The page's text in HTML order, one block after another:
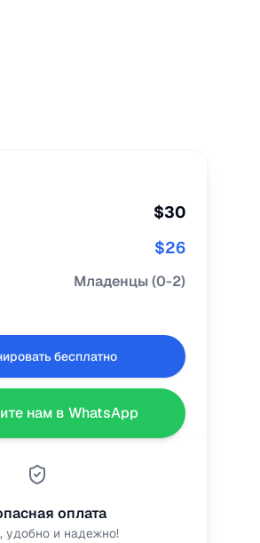
$30
$26
Младенцы(0-2)
бесплатно
нам в WhatsApp
оплата
удобно и надежно!